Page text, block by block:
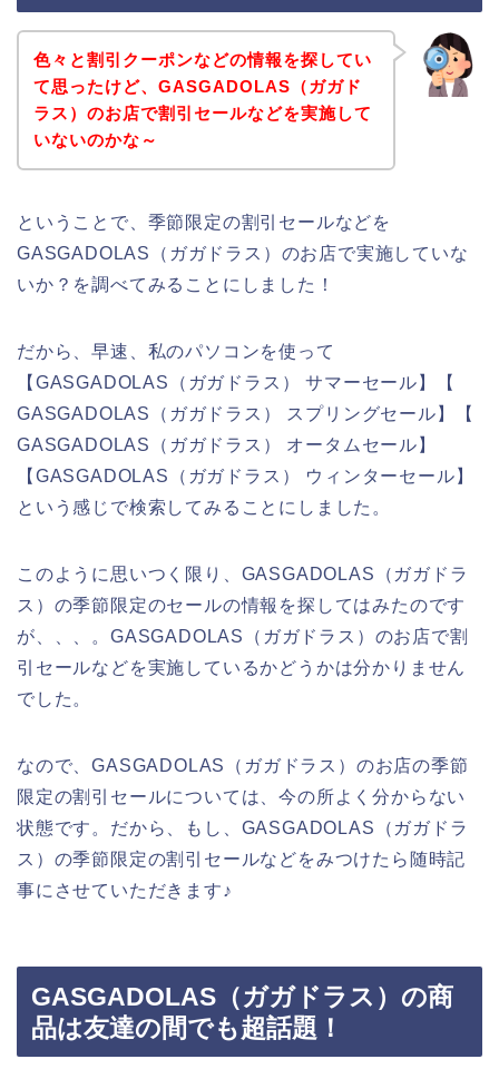
色々と割引クーポンなどの情報を探してい
て思ったけど、GASGADOLAS（ガガド
ラス）のお店で割引セールなどを実施して
いないのかな～
ということで、季節限定の割引セールなどを
GASGADOLAS（ガガドラス）のお店で実施していな
いか？を調べてみることにしました！
だから、早速、私のパソコンを使って
【GASGADOLAS（ガガドラス） サマーセール】【
GASGADOLAS（ガガドラス） スプリングセール】【
GASGADOLAS（ガガドラス） オータムセール】
【GASGADOLAS（ガガドラス） ウィンターセール】
という感じで検索してみることにしました。
このように思いつく限り、GASGADOLAS（ガガドラ
ス）の季節限定のセールの情報を探してはみたのです
が、、、。GASGADOLAS（ガガドラス）のお店で割
引セールなどを実施しているかどうかは分かりません
でした。
なので、GASGADOLAS（ガガドラス）のお店の季節
限定の割引セールについては、今の所よく分からない
状態です。だから、もし、GASGADOLAS（ガガドラ
ス）の季節限定の割引セールなどをみつけたら随時記
事にさせていただきます♪
GASGADOLAS（ガガドラス）の商
品は友達の間でも超話題！